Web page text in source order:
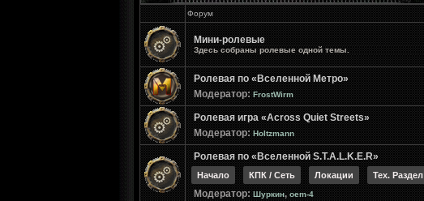
Форум
Мини-ролевые
Здесь собраны ролевые одной темы.
Ролевая по «Вселенной Метро»
Модератор: FrostWirm
Ролевая игра «Across Quiet Streets»
Модератор: Holtzmann
Ролевая по «Вселенной S.T.A.L.K.E.R»
Начало КПК / Сеть Локации Тех. Раздел
Модератор: Шуркин, oem-4